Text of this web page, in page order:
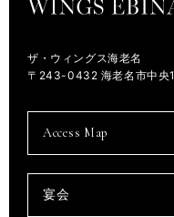
ザ・ウィングス海老名
〒243-0432 海老名市中央
Access Map
宴会